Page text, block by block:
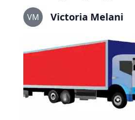
VM Victoria Melani